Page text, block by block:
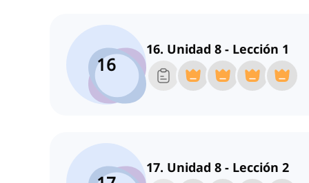
16
16. Unidad 8 - Lección 1
17. Unidad 8 - Lección 2